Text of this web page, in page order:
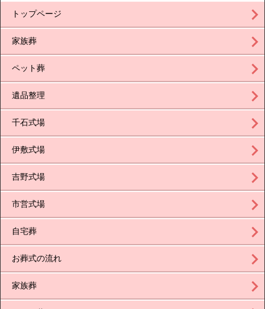
トップページ
家族葬
ペット葬
遺品整理
千石式場
伊敷式場
吉野式場
市営式場
自宅葬
お葬式の流れ
家族葬